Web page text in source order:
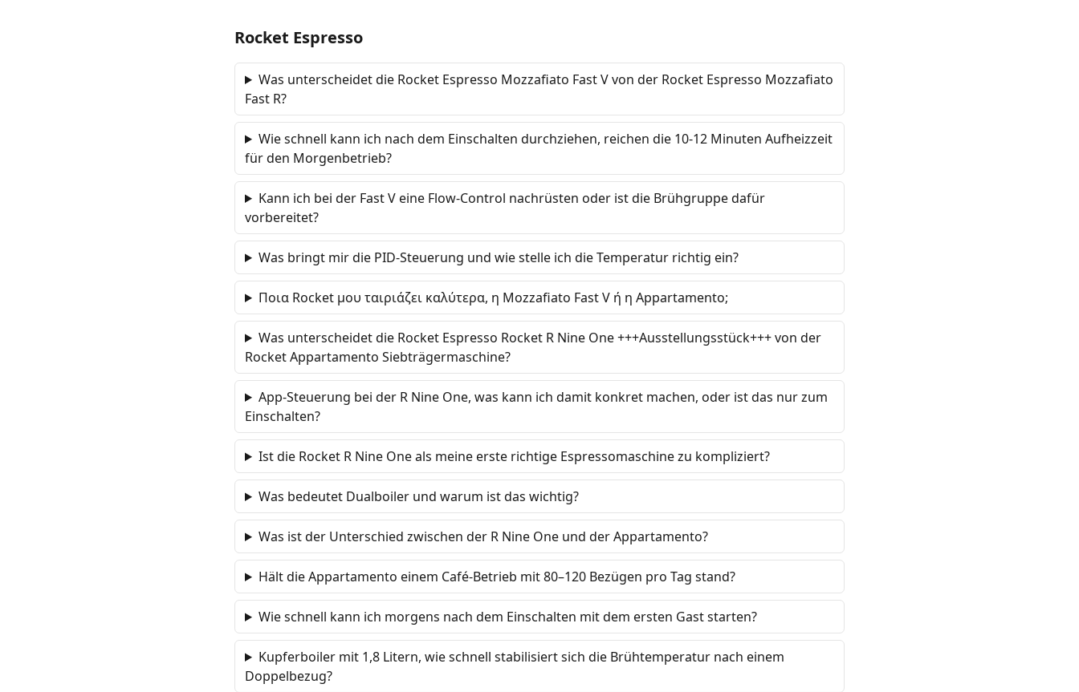
Rocket Espresso
Was unterscheidet die Rocket Espresso Mozzafiato Fast V von der Rocket Espresso Mozzafiato
Fast R?
Wie schnell kann ich nach dem Einschalten durchziehen, reichen die 10-12 Minuten Aufheizzeit
für den Morgenbetrieb?
Kann ich bei der Fast V eine Flow-Control nachrüsten oder ist die Brühgruppe dafür
vorbereitet?
Was bringt mir die PID-Steuerung und wie stelle ich die Temperatur richtig ein?
Ποια Rocket μου ταιριάζει καλύτερα, η Mozzafiato Fast V ή η Appartamento;
Was unterscheidet die Rocket Espresso Rocket R Nine One +++Ausstellungsstück+++ von der
Rocket Appartamento Siebträgermaschine?
App-Steuerung bei der R Nine One, was kann ich damit konkret machen, oder ist das nur zum
Einschalten?
Ist die Rocket R Nine One als meine erste richtige Espressomaschine zu kompliziert?
Was bedeutet Dualboiler und warum ist das wichtig?
Was ist der Unterschied zwischen der R Nine One und der Appartamento?
Hält die Appartamento einem Café-Betrieb mit 80–120 Bezügen pro Tag stand?
Wie schnell kann ich morgens nach dem Einschalten mit dem ersten Gast starten?
Kupferboiler mit 1,8 Litern, wie schnell stabilisiert sich die Brühtemperatur nach einem
Doppelbezug?